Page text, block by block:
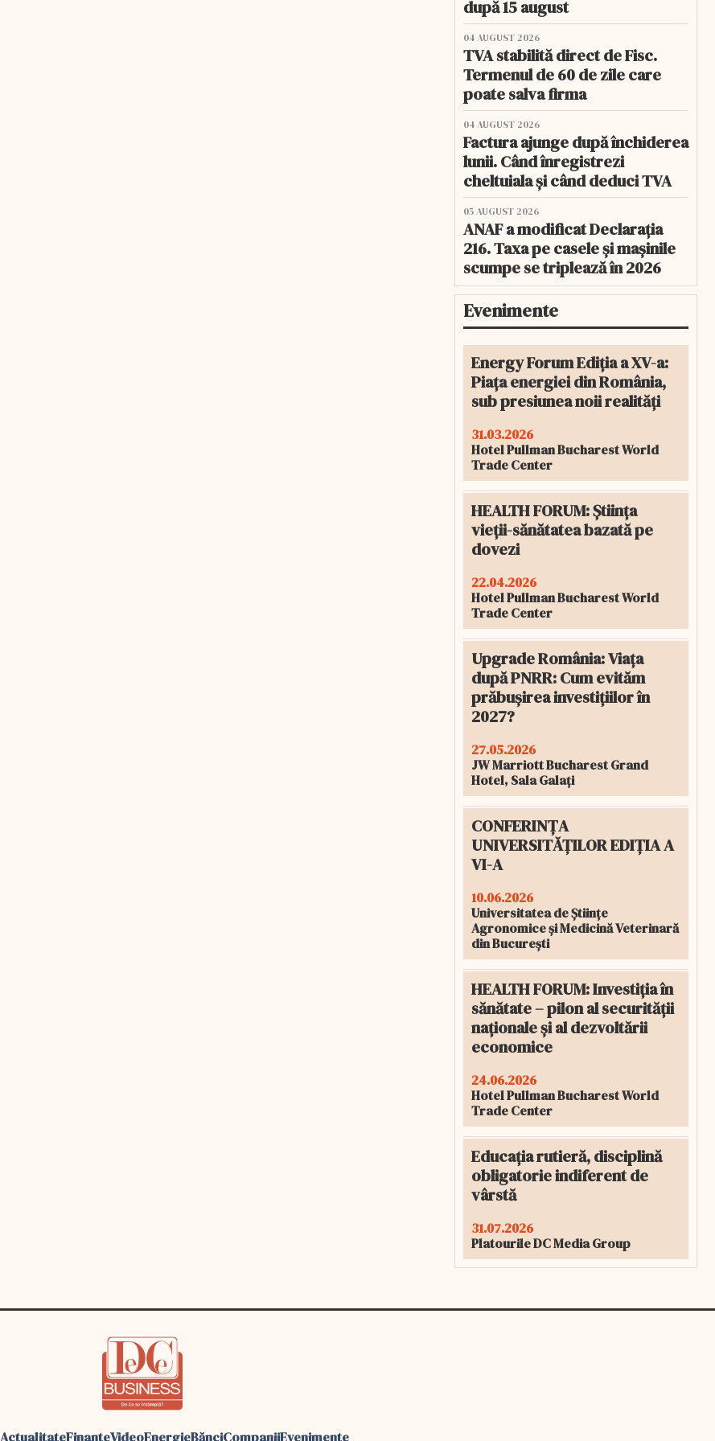
după 15 august
04 AUGUST 2026
TVA stabilită direct de Fisc.
Termenul de 60 de zile care
poate salva firma
04 AUGUST 2026
Factura ajunge după închiderea
lunii. Când înregistrezi
cheltuiala și când deduci TVA
05 AUGUST 2026
ANAF a modificat Declarația
216. Taxa pe casele și mașinile
scumpe se triplează în 2026
Evenimente
Energy Forum Ediția a XV-a:
Piața energiei din România,
sub presiunea noii realități
31.03.2026
Hotel Pullman Bucharest World
Trade Center
HEALTH FORUM: Știința
vieții-sănătatea bazată pe
dovezi
22.04.2026
Hotel Pullman Bucharest World
Trade Center
Upgrade România: Viața
după PNRR: Cum evităm
prăbușirea investițiilor în
2027?
27.05.2026
JW Marriott Bucharest Grand
Hotel, Sala Galați
CONFERINȚA
UNIVERSITĂȚILOR EDIȚIA A
VI-A
10.06.2026
Universitatea de Științe
Agronomice și Medicină Veterinară
din București
HEALTH FORUM: Investiția în
sănătate – pilon al securității
naționale și al dezvoltării
economice
24.06.2026
Hotel Pullman Bucharest World
Trade Center
Educația rutieră, disciplină
obligatorie indiferent de
vârstă
31.07.2026
Platourile DC Media Group
ActualitateFinanteVideoEnergieBănciCompaniiEvenimente